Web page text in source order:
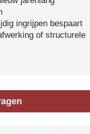
ingrijpen bespaart
of structurele